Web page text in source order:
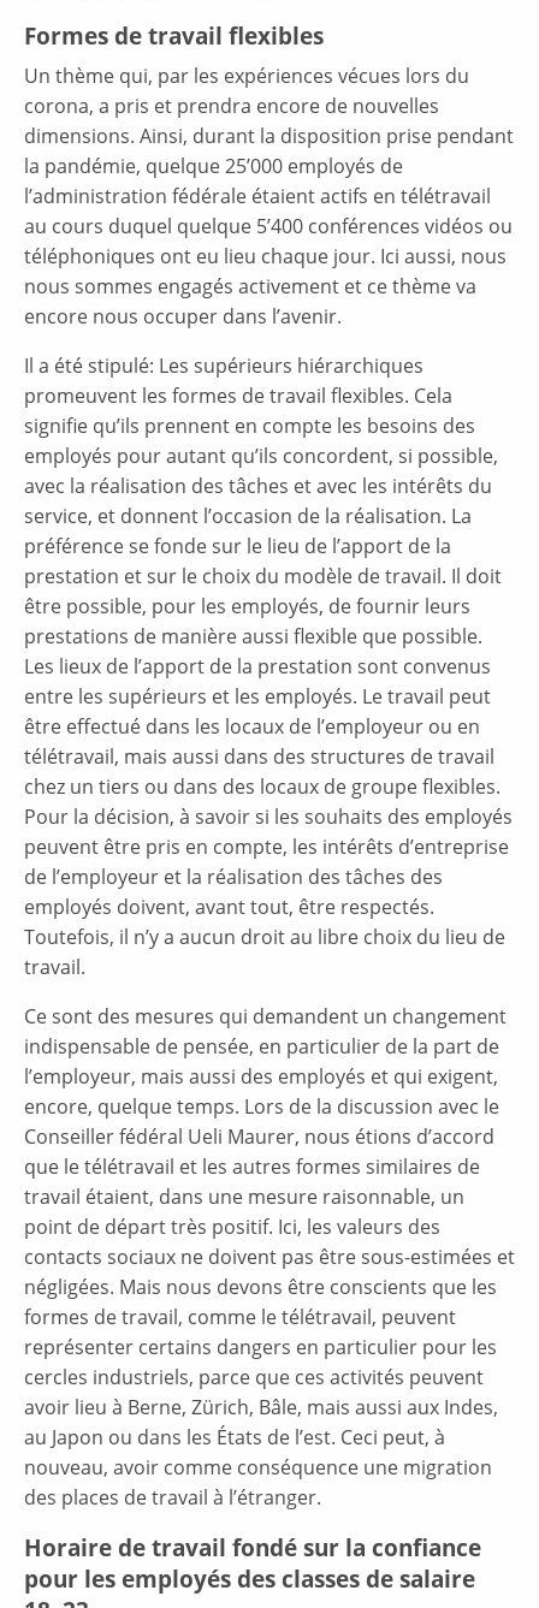
Formes de travail flexibles
Un thème qui, par les expériences vécues lors du
corona, a pris et prendra encore de nouvelles
dimensions. Ainsi, durant la disposition prise pendant
la pandémie, quelque 25’000 employés de
l’administration fédérale étaient actifs en télétravail
au cours duquel quelque 5’400 conférences vidéos ou
téléphoniques ont eu lieu chaque jour. Ici aussi, nous
nous sommes engagés activement et ce thème va
encore nous occuper dans l’avenir.
Il a été stipulé: Les supérieurs hiérarchiques
promeuvent les formes de travail flexibles. Cela
signifie qu’ils prennent en compte les besoins des
employés pour autant qu’ils concordent, si possible,
avec la réalisation des tâches et avec les intérêts du
service, et donnent l’occasion de la réalisation. La
préférence se fonde sur le lieu de l’apport de la
prestation et sur le choix du modèle de travail. Il doit
être possible, pour les employés, de fournir leurs
prestations de manière aussi flexible que possible.
Les lieux de l’apport de la prestation sont convenus
entre les supérieurs et les employés. Le travail peut
être effectué dans les locaux de l’employeur ou en
télétravail, mais aussi dans des structures de travail
chez un tiers ou dans des locaux de groupe flexibles.
Pour la décision, à savoir si les souhaits des employés
peuvent être pris en compte, les intérêts d’entreprise
de l’employeur et la réalisation des tâches des
employés doivent, avant tout, être respectés.
Toutefois, il n’y a aucun droit au libre choix du lieu de
travail.
Ce sont des mesures qui demandent un changement
indispensable de pensée, en particulier de la part de
l’employeur, mais aussi des employés et qui exigent,
encore, quelque temps. Lors de la discussion avec le
Conseiller fédéral Ueli Maurer, nous étions d’accord
que le télétravail et les autres formes similaires de
travail étaient, dans une mesure raisonnable, un
point de départ très positif. Ici, les valeurs des
contacts sociaux ne doivent pas être sous-estimées et
négligées. Mais nous devons être conscients que les
formes de travail, comme le télétravail, peuvent
représenter certains dangers en particulier pour les
cercles industriels, parce que ces activités peuvent
avoir lieu à Berne, Zürich, Bâle, mais aussi aux Indes,
au Japon ou dans les États de l’est. Ceci peut, à
nouveau, avoir comme conséquence une migration
des places de travail à l’étranger.
Horaire de travail fondé sur la confiance
pour les employés des classes de salaire